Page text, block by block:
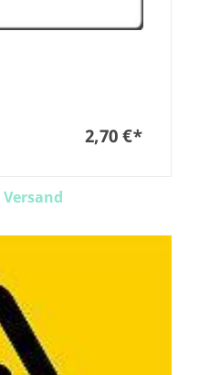
2,70 €*
Versand